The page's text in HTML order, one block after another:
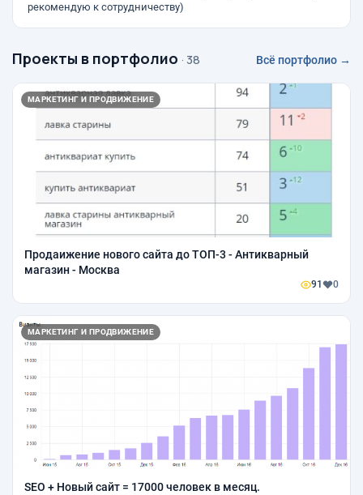
рекомендую к сотрудничеству)
Проекты в портфолио · 38 Всё портфолио →
МАРКЕТИНГ И ПРОДВИЖЕНИЕ
Продаижение нового сайта до ТОП-3 - Антикварный
магазин - Москва
91 0
МАРКЕТИНГ И ПРОДВИЖЕНИЕ
SEO + Новый сайт = 17000 человек в месяц.